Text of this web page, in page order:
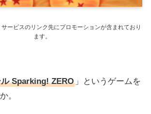
ービスのリンク先にプロモーションが含まれており
ます。
Sparking! ZERO」というゲームを
。